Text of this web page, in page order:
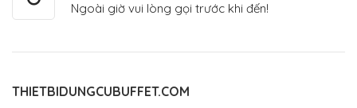
Ngoài giờ vui lòng gọi trước khi đến!
THIETBIDUNGCUBUFFET.COM